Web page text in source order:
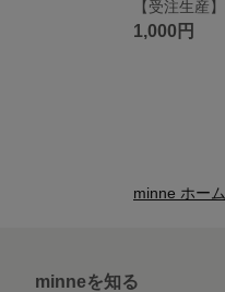
1,000円
minne ホーム
minneを知る